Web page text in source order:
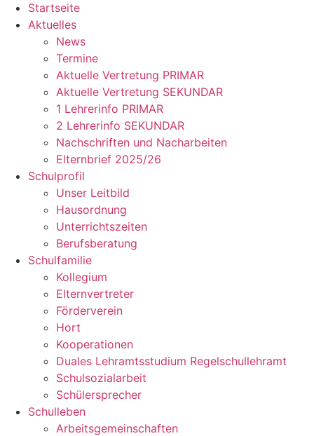
Startseite
Aktuelles
News
Termine
Aktuelle Vertretung PRIMAR
Aktuelle Vertretung SEKUNDAR
1 Lehrerinfo PRIMAR
2 Lehrerinfo SEKUNDAR
Nachschriften und Nacharbeiten
Elternbrief 2025/26
Schulprofil
Unser Leitbild
Hausordnung
Unterrichtszeiten
Berufsberatung
Schulfamilie
Kollegium
Elternvertreter
Förderverein
Hort
Kooperationen
Duales Lehramtsstudium Regelschullehramt
Schulsozialarbeit
Schülersprecher
Schulleben
Arbeitsgemeinschaften